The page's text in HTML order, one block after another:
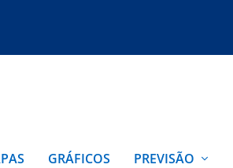
GRÁFICOS PREVISÃO